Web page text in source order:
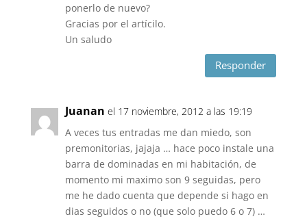
ponerlo de nuevo?
Gracias por el artícilo.
Un saludo
Responder
Juanan el 17 noviembre, 2012 a las 19:19
A veces tus entradas me dan miedo, son
premonitorias, jajaja … hace poco instale una
barra de dominadas en mi habitación, de
momento mi maximo son 9 seguidas, pero
me he dado cuenta que depende si hago en
dias seguidos o no (que solo puedo 6 o 7) …